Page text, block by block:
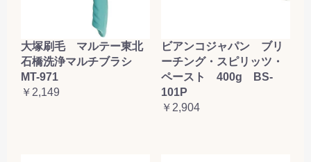
大塚刷毛 マルテー東北
石橋洗浄マルチブラシ
MT-971
￥2,149
ビアンコジャパン ブリ
ーチング・スピリッツ・
ペースト 400g BS-
101P
￥2,904